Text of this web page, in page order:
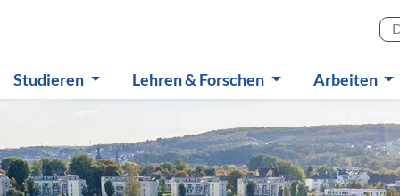
und
Studieren
Untermenü
Lehren & Forschen
Untermenü
Arbeiten